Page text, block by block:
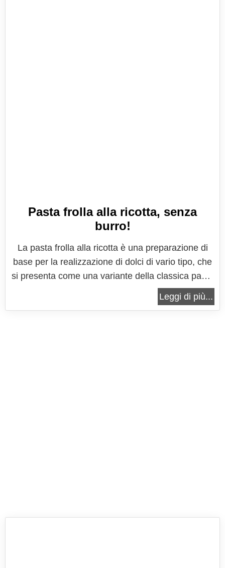
Pasta frolla alla ricotta, senza
burro!
La pasta frolla alla ricotta è una preparazione di
base per la realizzazione di dolci di vario tipo, che
si presenta come una variante della classica pasta
frolla, una celebre base della pasticceria italiana e
non solo. Si tratta di una versione sicuramente più
Leggi di più...